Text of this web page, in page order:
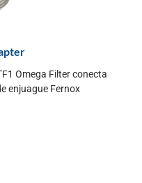
Omega Filter conecta
enjuague Fernox